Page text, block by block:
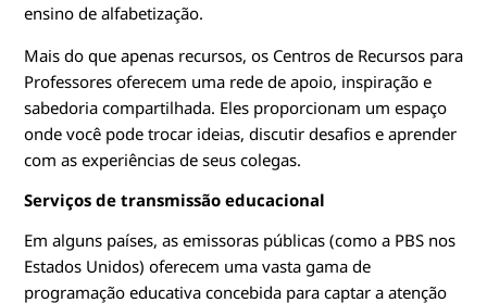
ensino de alfabetização.
Mais do que apenas recursos, os Centros de Recursos para
Professores oferecem uma rede de apoio, inspiração e
sabedoria compartilhada. Eles proporcionam um espaço
onde você pode trocar ideias, discutir desafios e aprender
com as experiências de seus colegas.
Serviços de transmissão educacional
Em alguns países, as emissoras públicas (como a PBS nos
Estados Unidos) oferecem uma vasta gama de
programação educativa concebida para captar a atenção